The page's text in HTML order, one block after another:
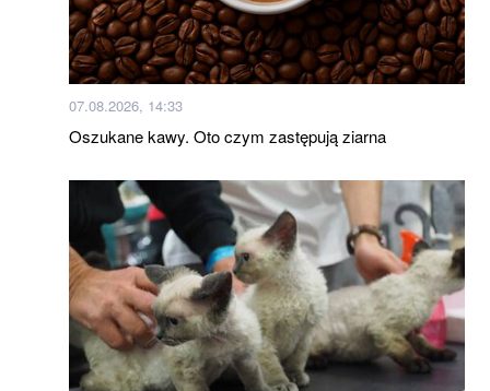
07.08.2026, 14:33
Oszukane kawy. Oto czym zastępują ziarna